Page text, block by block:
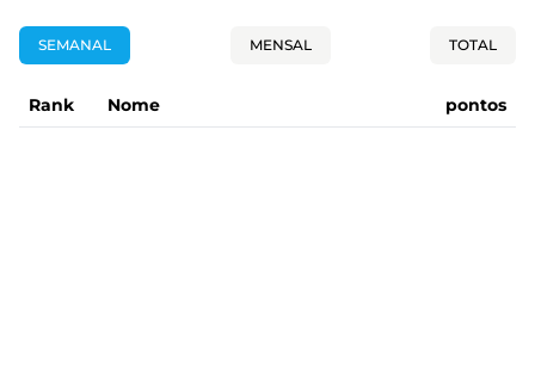
SEMANAL MENSAL TOTAL
Rank Nome pontos